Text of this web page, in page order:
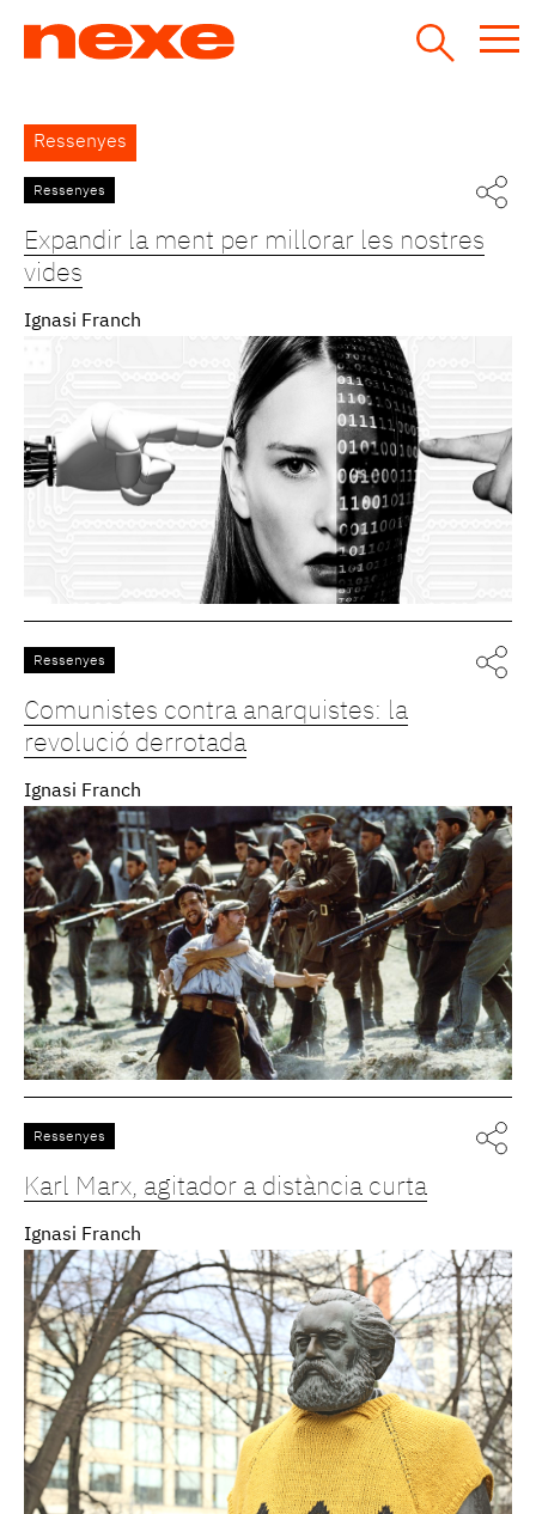
Back
to
top
Ressenyes
Ressenyes
Expandir la ment per millorar les nostres
vides
Ignasi Franch
Ressenyes
Comunistes contra anarquistes: la
revolució derrotada
Ignasi Franch
Ressenyes
Karl Marx, agitador a distància curta
Ignasi Franch
Pàgines